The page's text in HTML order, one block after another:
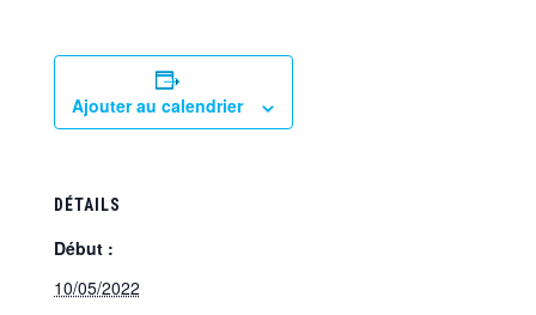
Ajouter au calendrier
DÉTAILS
Début :
10/05/2022